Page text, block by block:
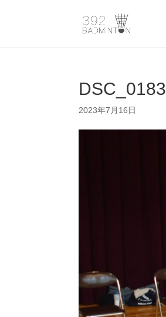
DSC_0183
2023年7月16日